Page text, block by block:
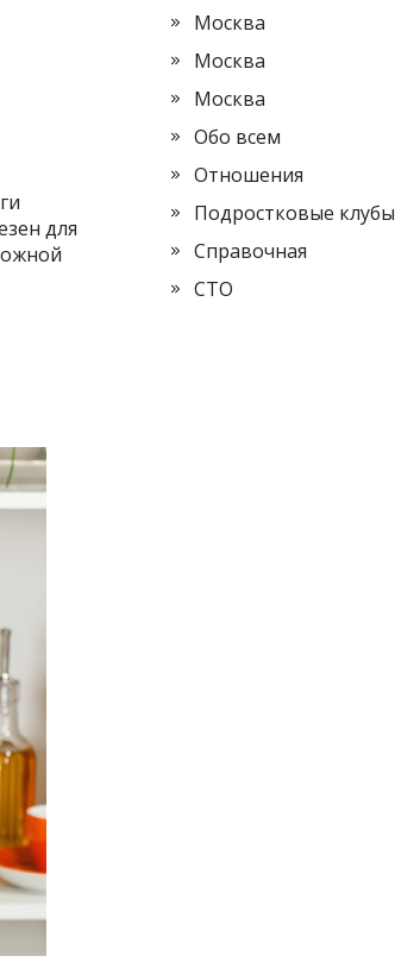
для
Москва
Москва
Москва
Обо всем
Отношения
Подростковые клубы
Справочная
СТО